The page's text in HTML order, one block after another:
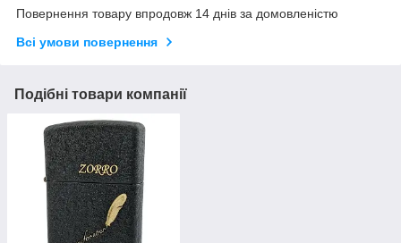
Повернення товару впродовж 14 днів за домовленістю
Всі умови повернення
Подібні товари компанії